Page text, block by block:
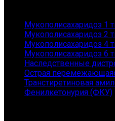
Мукополисахаридоз 1
Мукополисахаридоз 2
Мукополисахаридоз 4
Мукополисахаридоз 6
Наследственные
Острая
Транстиретиновая
Фенилкетонурия (ФКУ)